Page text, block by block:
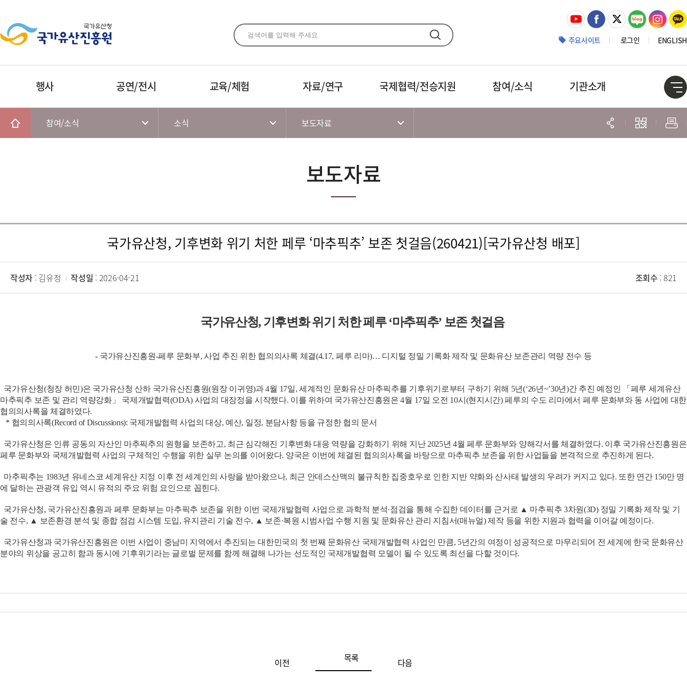
주요사이트 로그인 ENGLISH
행사 공연/전시 교육/체험 자료/연구 국제협력/전승지원 참여/소식 기관소개
참여/소식 소식 보도자료
보도자료
국가유산청, 기후변화 위기 처한 페루 ‘마추픽추’ 보존 첫걸음(260421)[국가유산청 배포]
작성자 : 김유정 작성일 : 2026-04-21 조회수 : 821
국가유산청, 기후변화 위기 처한 페루‘마추픽추’ 보존 첫걸음
- 국가유산진흥원-페루 문화부, 사업 추진 위한 협의의사록 체결(4.17, 페루 리마)… 디지털 정밀 기록화 제작 및 문화유산 보존관리 역량 전수 등
국가유산청(청장 허민)은 국가유산청 산하 국가유산진흥원(원장 이귀영)과 4월 17일, 세계적인 문화유산 마추픽추를 기후위기로부터 구하기 위해 5년(‘26년~’30년)간 추진 예정인 「페루 세계유산
마추픽추 보존 및 관리 역량강화」 국제개발협력(ODA) 사업의 대장정을 시작했다. 이를 위하여 국가유산진흥원은 4월 17일 오전 10시(현지시간) 페루의 수도 리마에서 페루 문화부와 동 사업에 대한
협의의사록을 체결하였다.
* 협의의사록(Record of Discussions): 국제개발협력 사업의 대상, 예산, 일정, 분담사항 등을 규정한 협의 문서
국가유산청은 인류 공동의 자산인 마추픽추의 원형을 보존하고, 최근 심각해진 기후변화 대응 역량을 강화하기 위해 지난 2025년 4월 페루 문화부와 양해각서를 체결하였다. 이후 국가유산진흥원은
페루 문화부와 국제개발협력 사업의 구체적인 수행을 위한 실무 논의를 이어왔다. 양국은 이번에 체결된 협의의사록을 바탕으로 마추픽추 보존을 위한 사업들을 본격적으로 추진하게 된다.
마추픽추는 1983년 유네스코 세계유산 지정 이후 전 세계인의 사랑을 받아왔으나, 최근 안데스산맥의 불규칙한 집중호우로 인한 지반 약화와 산사태 발생의 우려가 커지고 있다. 또한 연간 150만 명
에 달하는 관광객 유입 역시 유적의 주요 위험 요인으로 꼽힌다.
국가유산청, 국가유산진흥원과 페루 문화부는 마추픽추 보존을 위한 이번 국제개발협력 사업으로 과학적 분석·점검을 통해 수집한 데이터를 근거로 ▲ 마추픽추 3차원(3D) 정밀 기록화 제작 및 기
술 전수, ▲ 보존환경 분석 및 종합 점검 시스템 도입, 유지관리 기술 전수, ▲ 보존·복원 시범사업 수행 지원 및 문화유산 관리 지침서(매뉴얼) 제작 등을 위한 지원과 협력을 이어갈 예정이다.
국가유산청과 국가유산진흥원은 이번 사업이 중남미 지역에서 추진되는 대한민국의 첫 번째 문화유산 국제개발협력 사업인 만큼, 5년간의 여정이 성공적으로 마무리되어 전 세계에 한국 문화유산
분야의 위상을 공고히 함과 동시에 기후위기라는 글로벌 문제를 함께 해결해 나가는 선도적인 국제개발협력 모델이 될 수 있도록 최선을 다할 것이다.
이전 목록 다음